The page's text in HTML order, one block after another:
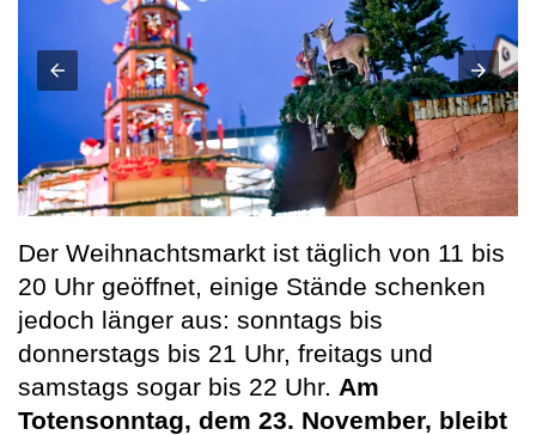
Der Weihnachtsmarkt ist täglich von 11 bis
20 Uhr geöffnet, einige Stände schenken
jedoch länger aus: sonntags bis
donnerstags bis 21 Uhr, freitags und
samstags sogar bis 22 Uhr. Am
Totensonntag, dem 23. November, bleibt